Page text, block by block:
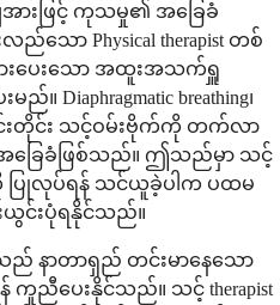
အားဖြင့် ကုသမှု၏ အခြေခံ
သော Physical therapist တစ်
းပေးသော အထူးအသက်ရှူ
။ Diaphragmatic breathing၊
တိုင်း သင့်ဝမ်းဗိုက်ကို တက်လာ
ခြေခံဖြစ်သည်။ ဤသည်မှာ သင့်
ြုလုပ်ရန် သင်ယူခဲ့ပါက ပထမ
ယွင်းပုံရနိုင်သည်။
နာတာရှည် တင်းမာနေသော
ကူညီပေးနိုင်သည်။ သင့် therapist